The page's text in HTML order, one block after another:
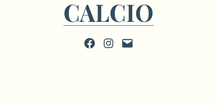
CALCIO
FacebookInstagram
scrivi